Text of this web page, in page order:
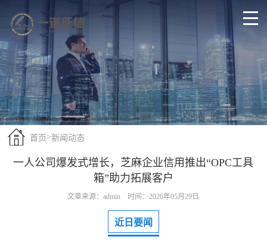
首页 >新闻动态
一人公司爆发式增长，芝麻企业信用推出“OPC工具
箱”助力拓展客户
文章来源：admin 时间：2026年05月29日
近日要闻